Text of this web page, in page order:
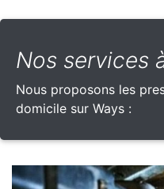
Nos services
Nous proposons les
domicile sur Ways :